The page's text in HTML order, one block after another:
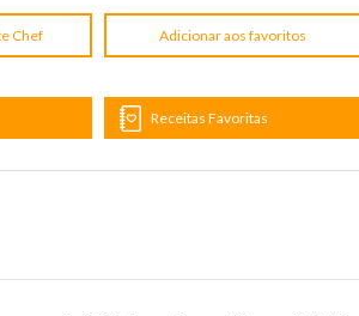
Chef Adicionar aos favoritos
Receitas Favoritas